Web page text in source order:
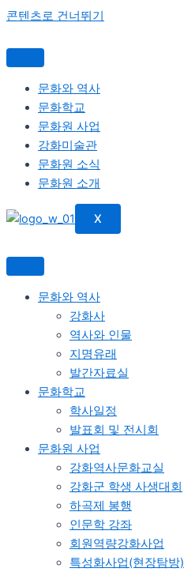
콘텐츠로 건너뛰기
문화와 역사
문화학교
문화원 사업
강화미술관
문화원 소식
문화원 소개
X
문화와 역사
강화사
역사와 인물
지명유래
발간자료실
문화학교
학사일정
발표회 및 전시회
문화원 사업
강화역사문화교실
강화군 학생 사생대회
하곡제 봉행
인문학 강좌
회원역량강화사업
특성화사업(현장탐방)